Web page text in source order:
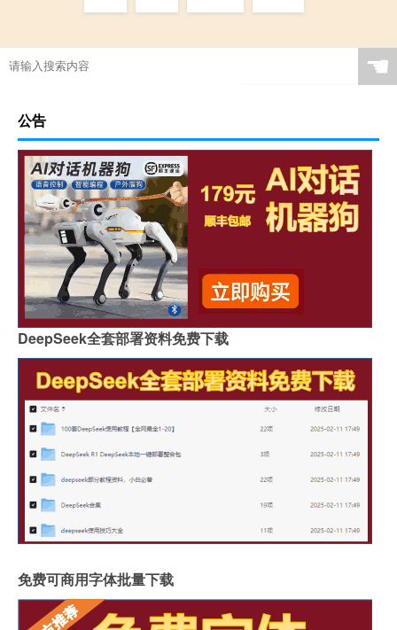
☚
公告
DeepSeek全套部署资料免费下载
免费可商用字体批量下载